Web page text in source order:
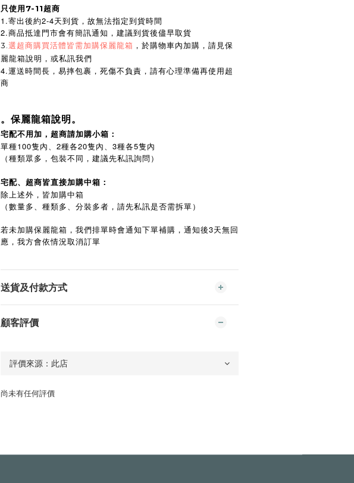
只使用7-11超商
1.寄出後約2-4天到貨，故無法指定到貨時間
2.商品抵達門市會有簡訊通知，建議到貨後儘早取貨
3. 選超商購買活體皆需加購保麗龍箱 ，於購物車內加購，請見保
麗龍箱說明，或私訊我們
4.運送時間長，易摔包裹，死傷不負責，請有心理準備再使用超
商
。保麗龍箱說明。
宅配不用加，超商請加購小箱：
單種100隻內、2種各20隻內、3種各5隻內
（種類眾多，包裝不同，建議先私訊詢問）
宅配、超商皆直接加購中箱：
除上述外，皆加購中箱
（數量多、種類多、分裝多者，請先私訊是否需拆單）
若未加購保麗龍箱，我們排單時會通知下單補購，通知後3天無回
應，我方會依情況取消訂單
送貨及付款方式
顧客評價
尚未有任何評價